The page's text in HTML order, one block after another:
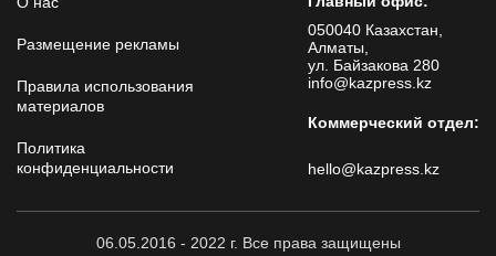
Размещение рекламы
Правила использования
материалов
Политика
конфиденциальности
050040 Казахстан,
Алматы,
ул. Байзакова 280
info@kazpress.kz
Коммерческий отдел:
hello@kazpress.kz
06.05.2016 - 2022 г. Все права защищены